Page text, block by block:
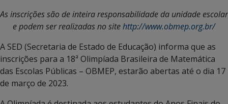
As inscrições são de inteira responsabilidade da unidade escolar
e podem ser realizadas no sitehttp://www.obmep.org.br/
A SED (Secretaria de Estado de Educação) informa que as
inscrições para a 18ª Olimpíada Brasileira de Matemática
das Escolas Públicas – OBMEP, estarão abertas até o dia 17
de março de 2023.